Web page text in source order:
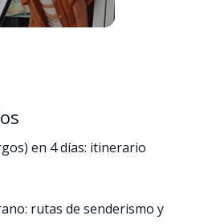
en 4 días: itinerario
rutas de senderismo y